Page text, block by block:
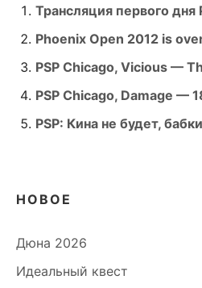
Трансляция первого дня
Phoenix Open 2012 is
PSP Chicago, Vicious —
PSP Chicago, Damage —
PSP: Кина не будет,
НОВОЕ
Дюна 2026
Идеальный квест